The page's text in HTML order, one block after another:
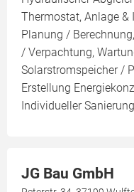
Thermostat, Anlage
Planung /
/ Verpachtung,
Solarstromspeicher /
Erstellung
Individueller
JG Bau GmbH